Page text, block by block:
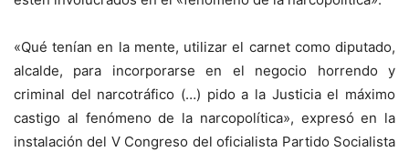
«Qué tenían en la mente, utilizar el carnet como diputado,
alcalde, para incorporarse en el negocio horrendo y
criminal del narcotráfico (…) pido a la Justicia el máximo
castigo al fenómeno de la narcopolítica», expresó en la
instalación del V Congreso del oficialista Partido Socialista